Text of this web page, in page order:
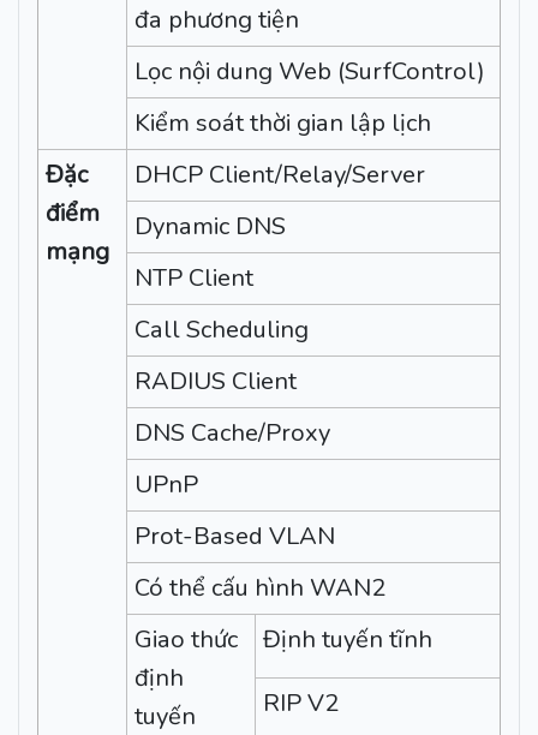
đa phương tiện
Lọc nội dung Web (SurfControl)
Kiểm soát thời gian lập lịch
Đặc
điểm
mạng
DHCP Client/Relay/Server
Dynamic DNS
NTP Client
Call Scheduling
RADIUS Client
DNS Cache/Proxy
UPnP
Prot-Based VLAN
Có thể cấu hình WAN2
Giao thức
định
tuyến
Định tuyến tĩnh
RIP V2